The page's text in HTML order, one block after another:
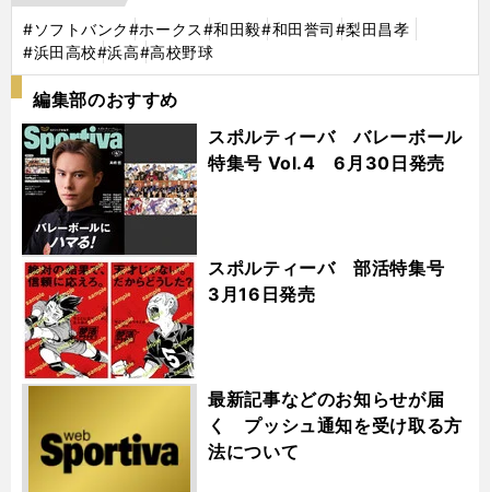
#ソフトバンク#ホークス#和田毅#和田誉司#梨田昌孝
#浜田高校#浜高#高校野球
編集部のおすすめ
スポルティーバ バレーボール
特集号 Vol.4 6月30日発売
スポルティーバ 部活特集号
3月16日発売
最新記事などのお知らせが届
く プッシュ通知を受け取る方
法について